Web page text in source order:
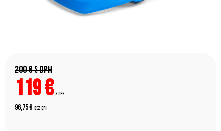
200 €s DPH
119€ s DPH
96,75 € bez DPH